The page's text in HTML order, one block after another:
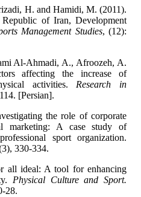
H. and Hamidi, M. (2011).
of Iran, Development
Management Studies, (12):
Al-Ahmadi, A., Afroozeh, A.
affecting the increase of
activities. Research in
[Persian].
the role of corporate
marketing: A case study of
sport organization.
330-334.
all ideal: A tool for enhancing
Physical Culture and Sport.
28.